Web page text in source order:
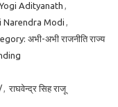
Adityanath ,
Narendra Modi ,
egory: अभी-अभी राजनीति राज्य
, राघवेन्द्र सिह राजू